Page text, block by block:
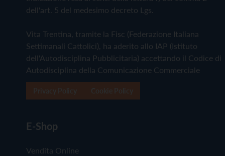
dell'art. 5 del medesimo decreto Lgs.
Vita Trentina, tramite la Fisc (Federazione Italiana
Settimanali Cattolici), ha aderito allo IAP (Istituto
dell'Autodisciplina Pubblicitaria) accettando il Codice di
Autodisciplina della Comunicazione Commerciale
E-Shop
Vendita Online